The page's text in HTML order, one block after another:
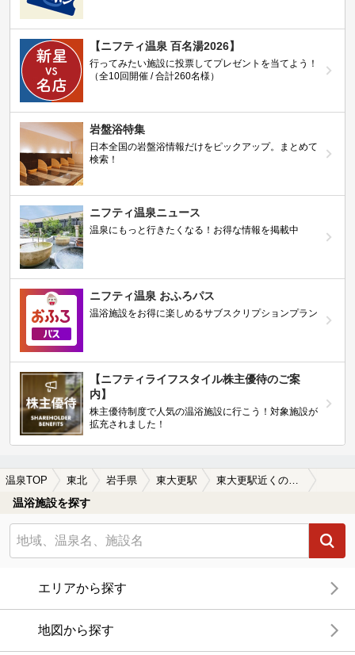
【ニフティ温泉 百名湯2026】
行ってみたい施設に投票してプレゼントを当てよう！
（全10回開催 / 合計260名様）
岩盤浴特集
日本全国の岩盤浴情報だけをピックアップ。まとめて
検索！
ニフティ温泉ニュース
温泉にもっと行きたくなる！お得な情報を掲載中
ニフティ温泉 おふろパス
温浴施設をお得に楽しめるサブスクリプションプラン
【ニフティライフスタイル株主優待のご案
内】
株主優待制度で人気の温浴施設に行こう！対象施設が
拡充されました！
温泉TOP 東北 岩手県 東大更駅 東大更駅近くの温泉宿・温泉旅館・ホテルおすすめ(2026年版)
温浴施設を探す
エリアから探す
地図から探す